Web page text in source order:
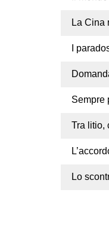
La Cina
I
Sempre
Tra litio,
Lo